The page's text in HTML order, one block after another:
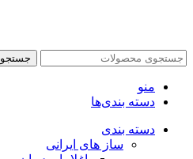
جستجو
منو
دسته بندی‌ها
دسته بندی
ساز های ایرانی